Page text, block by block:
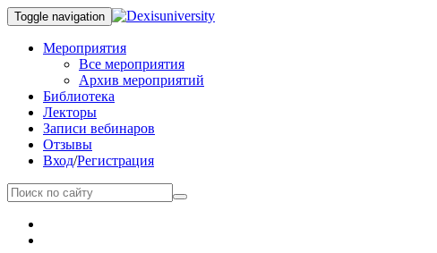
Toggle navigation
Мероприятия
Все мероприятия
Архив мероприятий
Библиотека
Лекторы
Записи вебинаров
Отзывы
Вход/Регистрация